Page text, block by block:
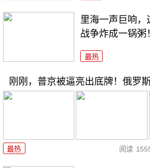
里海一声巨响，
战争炸成一锅粥
最热
刚刚，普京被逼亮出底牌！俄罗
最热 阅读